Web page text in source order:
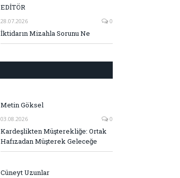
EDİTÖR
28.07.2026 0
İktidarın Mizahla Sorunu Ne
Metin Göksel
03.08.2026 0
Kardeşlikten Müşterekliğe: Ortak
Hafızadan Müşterek Geleceğe
Cüneyt Uzunlar